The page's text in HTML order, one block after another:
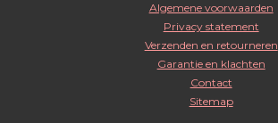
t
a
g
e
b
o
o
k
t
s
A
Algemene voorwaarden
Privacy statement
Verzenden en retourneren
Garantie en klachten
Contact
Sitemap